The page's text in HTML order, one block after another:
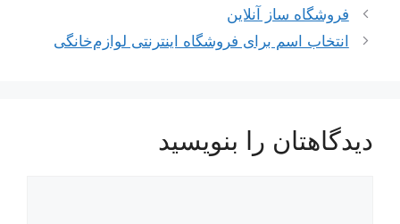
ناوبری
نوشته‌ها
فروشگاه ساز آنلاین
انتخاب اسم برای فروشگاه اینترنتی لوازم‌خانگی
دیدگاهتان را بنویسید